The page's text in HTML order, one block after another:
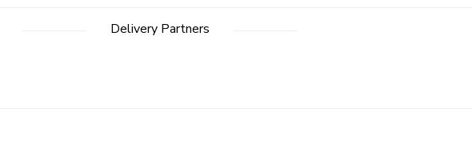
Delivery Partners